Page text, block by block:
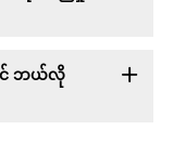
င် ဘယ်လို